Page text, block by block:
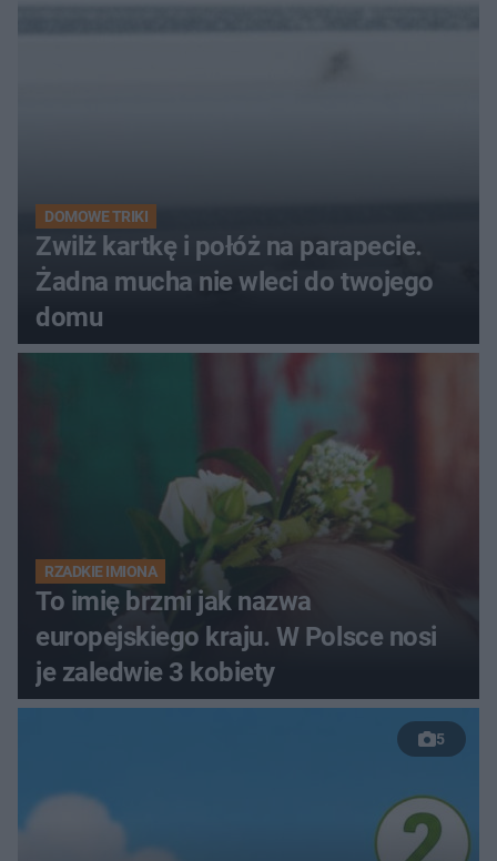
DOMOWE TRIKI
Zwilż kartkę i połóż na parapecie.
Żadna mucha nie wleci do twojego
domu
RZADKIE IMIONA
To imię brzmi jak nazwa
europejskiego kraju. W Polsce nosi
je zaledwie 3 kobiety
5